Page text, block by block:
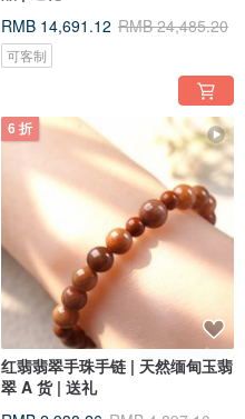
RMB 14,691.12 RMB 24,485.20
可客制
6 折
红翡翡翠手珠手链 | 天然缅甸玉翡
翠 A 货 | 送礼